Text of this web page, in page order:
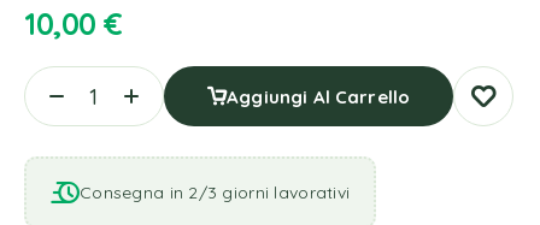
10,00 €
Aggiungi Al Carrello
Consegna in 2/3 giorni lavorativi